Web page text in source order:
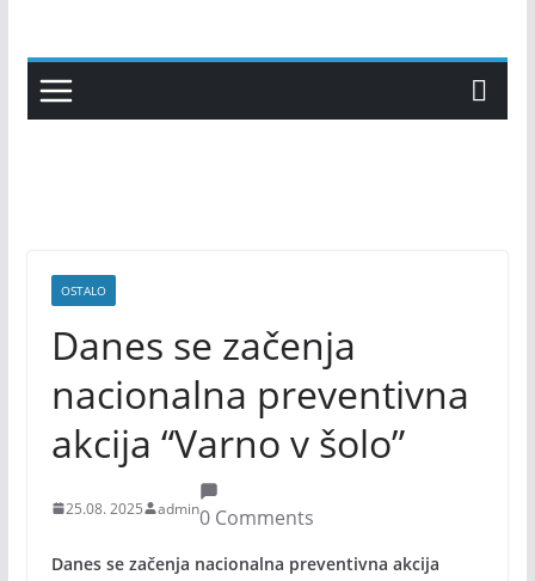
content
OSTALO
Danes se začenja
nacionalna preventivna
akcija “Varno v šolo”
25.08. 2025 admin0 Comments
Danes se začenja nacionalna preventivna akcija